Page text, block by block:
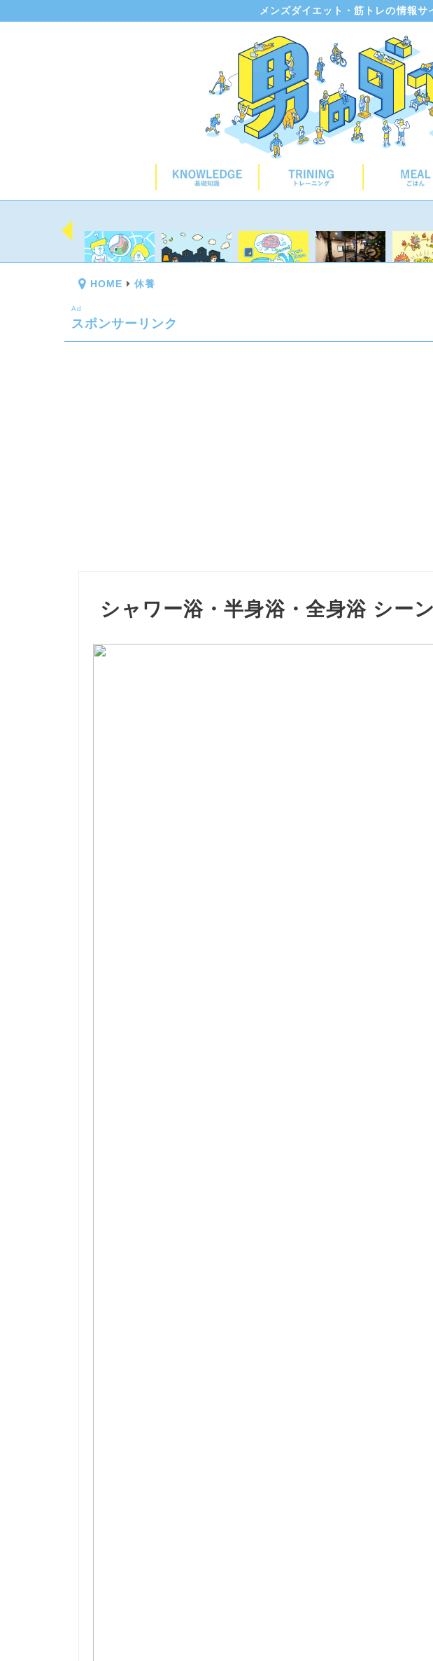
メンズダイエット・筋トレの情報サ
HOME 休養
Ad
スポンサーリンク
シャワー浴・半身浴・全身浴 シー